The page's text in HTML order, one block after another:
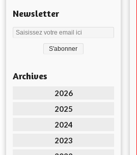
Newsletter
Archives
2026
2025
2024
2023